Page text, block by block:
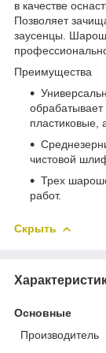
в качестве
Позволяет
заусенцы.
Преимущества
обрабатывает
пластиковые,
чистовой
Трех
работ.
Скрыть
Основные
Производитель